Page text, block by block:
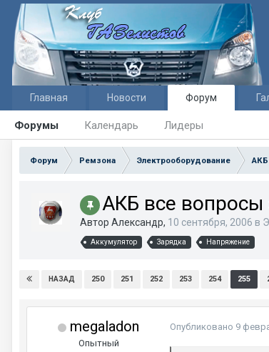
Главная Новости Форум
Форумы Календарь Лидеры
Форум Ремзона Электрооборудование АКБ
АКБ все вопросы
Автор Александр, 10 сентября, 2006 в
Аккумулятор Зарядка Напряжение
НАЗАД 250 251 252 253 254 255
megaladon
Опытный
Опубликовано 9